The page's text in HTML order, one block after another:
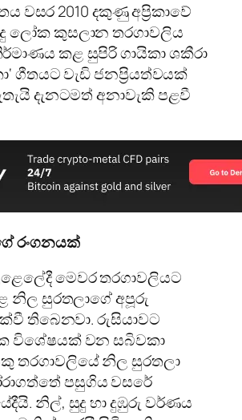
වසර 2010 දකුණු අප්‍රිකාවේ
ලෝක කුසලාන තරගාවලිය
කළ සුපිරි ගායිකා ශකීරා
ගීතයට වැඩි ජනප්‍රියත්වයක්
දැනටමත් අනාවැකි පළවී
රංගනයක්
මෙවර තරගාවලියට
නිල සුරතලාගේ අපූරු
තිබෙනවා. රුසියාවට
විශේෂයක් වන සබිවකා
තරගාවලියේ නිල සුරතලා
පසුගිය වසරේ
නිල්, සුදු හා දුඹුරු වර්ණය